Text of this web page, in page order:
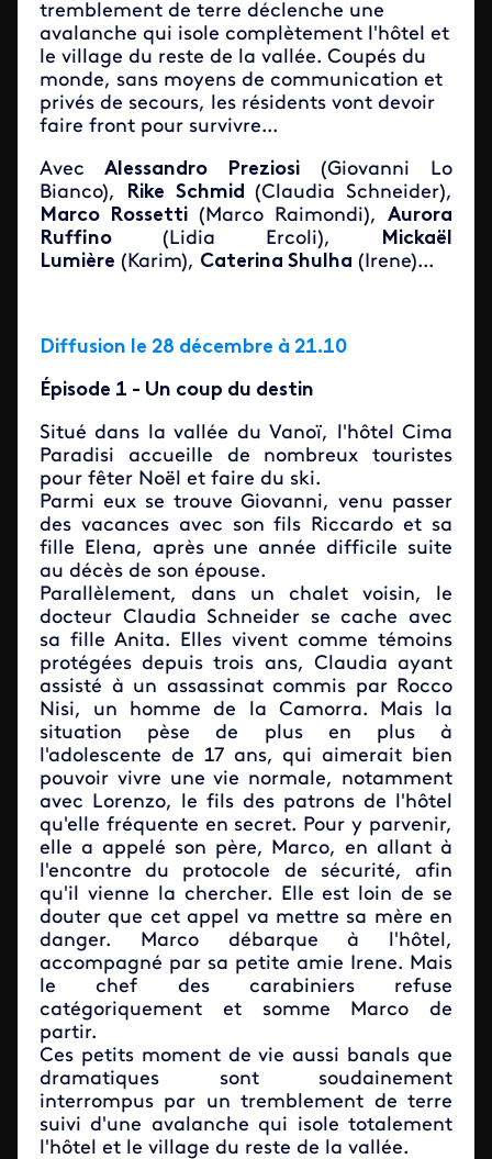
tremblement de terre déclenche une
avalanche qui isole complètement l'hôtel et
le village du reste de la vallée. Coupés du
monde, sans moyens de communication et
privés de secours, les résidents vont devoir
faire front pour survivre...
Avec Alessandro Preziosi (Giovanni Lo
Bianco), Rike Schmid (Claudia Schneider),
Marco Rossetti (Marco Raimondi), Aurora
Ruffino (Lidia Ercoli),
Mickaël
Lumière (Karim), Caterina Shulha (Irene)...
Diffusion le 28 décembre à 21.10
Épisode 1 - Un coup du destin
Situé dans la vallée du Vanoï, l'hôtel Cima
Paradisi accueille de nombreux touristes
pour fêter Noël et faire du ski.
Parmi eux se trouve Giovanni, venu passer
des vacances avec son fils Riccardo et sa
fille Elena, après une année difficile suite
au décès de son épouse.
Parallèlement, dans un chalet voisin, le
docteur Claudia Schneider se cache avec
sa fille Anita. Elles vivent comme témoins
protégées depuis trois ans, Claudia ayant
assisté à un assassinat commis par Rocco
Nisi, un homme de la Camorra. Mais la
situation pèse de plus en plus à
l'adolescente de 17 ans, qui aimerait bien
pouvoir vivre une vie normale, notamment
avec Lorenzo, le fils des patrons de l'hôtel
qu'elle fréquente en secret. Pour y parvenir,
elle a appelé son père, Marco, en allant à
l'encontre du protocole de sécurité, afin
qu'il vienne la chercher. Elle est loin de se
douter que cet appel va mettre sa mère en
danger. Marco débarque à l'hôtel,
accompagné par sa petite amie Irene. Mais
le chef des carabiniers refuse
catégoriquement et somme Marco de
partir.
Ces petits moment de vie aussi banals que
dramatiques sont soudainement
interrompus par un tremblement de terre
suivi d'une avalanche qui isole totalement
l'hôtel et le village du reste de la vallée.